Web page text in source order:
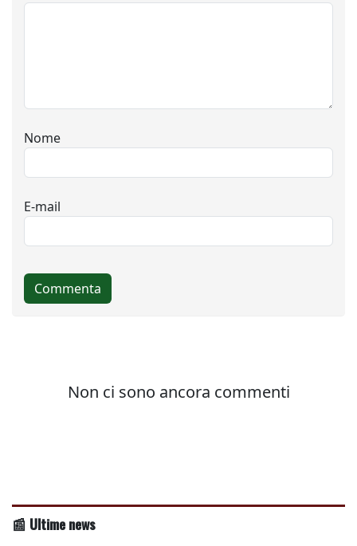
📰 Ultime news